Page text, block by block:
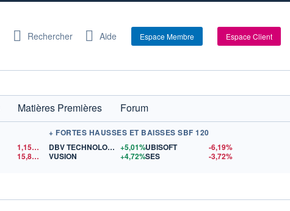
Rechercher Aide Espace Membre Espace Client
Matières Premières
Forum
1,1548
$US
15,81$US
+ FORTES HAUSSES ET BAISSES SBF 120
DBV TECHNOLOGIES +5,01%
VUSION
+4,72%
UBISOFT
-6,19%
SES
-3,72%